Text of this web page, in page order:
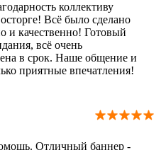
коллективу
Всё было сделано
и качественно! Готовый
всё очень
в срок. Наше общение и
приятные впечатления!
Отличный баннер -